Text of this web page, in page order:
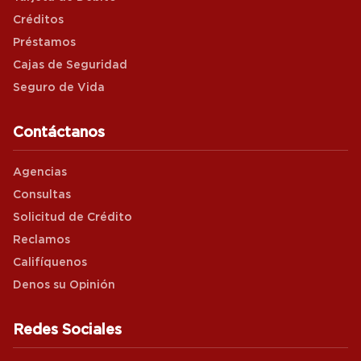
Créditos
Préstamos
Cajas de Seguridad
Seguro de Vida
Contáctanos
Agencias
Consultas
Solicitud de Crédito
Reclamos
Califíquenos
Denos su Opinión
Redes Sociales